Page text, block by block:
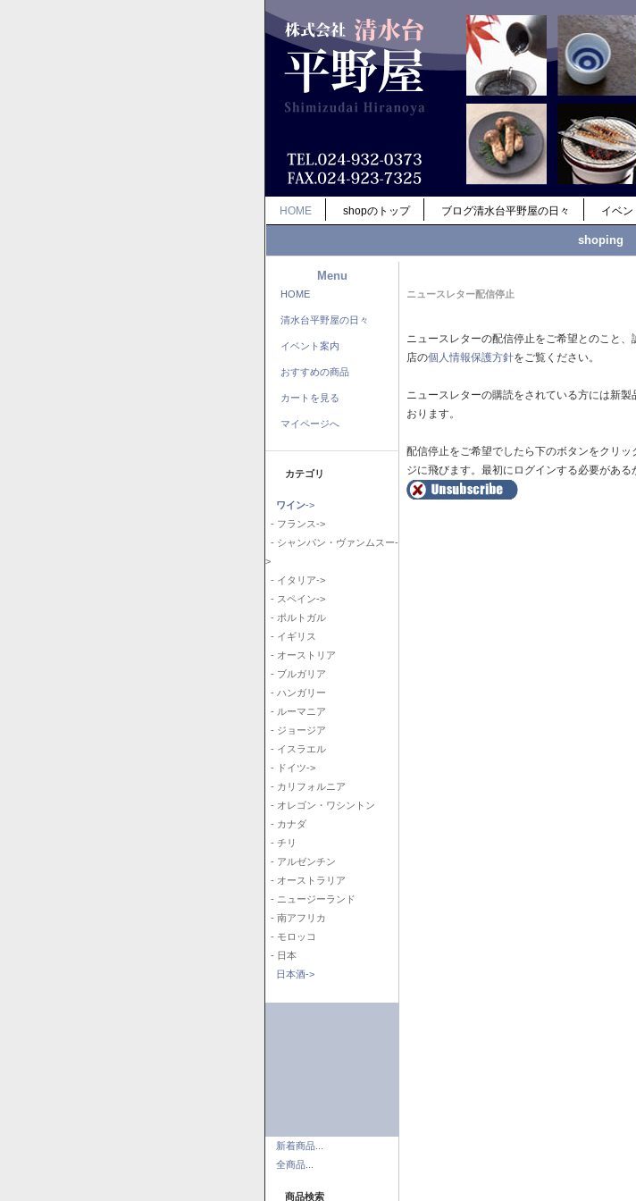
HOME shopのトップ ブログ清水台平野屋の日々 イベン
shoping
Menu
HOME
清水台平野屋の日々
イベント案内
おすすめの商品
カートを見る
マイページへ
カテゴリ
ワイン->
- フランス->
- シャンパン・ヴァンムスー-
>
- イタリア->
- スペイン->
- ポルトガル
- イギリス
- オーストリア
- ブルガリア
- ハンガリー
- ルーマニア
- ジョージア
- イスラエル
- ドイツ->
- カリフォルニア
- オレゴン・ワシントン
- カナダ
- チリ
- アルゼンチン
- オーストラリア
- ニュージーランド
- 南アフリカ
- モロッコ
- 日本
日本酒->
新着商品...
全商品...
商品検索
ニュースレター配信停止
ニュースレターの配信停止をご希望とのこと
店の個人情報保護方針をご覧ください。
ニュースレターの購読をされている方には新
おります。
配信停止をご希望でしたら下のボタンをクリ
ジに飛びます。最初にログインする必要がある